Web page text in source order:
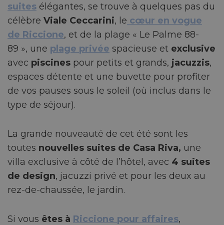
suites élégantes, se trouve à quelques pas du
célèbre Viale Ceccarini, le cœur en vogue
de Riccione, et de la plage « Le Palme 88-
89 », une plage privée spacieuse et exclusive
avec piscines pour petits et grands, jacuzzis,
espaces détente et une buvette pour profiter
de vos pauses sous le soleil (où inclus dans le
type de séjour).
La grande nouveauté de cet été sont les
toutes nouvelles suites de Casa Riva, une
villa exclusive à côté de l’hôtel, avec 4 suites
de design, jacuzzi privé et pour les deux au
rez-de-chaussée, le jardin.
Si vous êtes à Riccione pour affaires,